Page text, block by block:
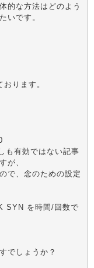
的な方法はどのよう
いです。
ります。
有効ではない記事
が、
で、念のための設定
SYN を時間/回数で
でしょうか？